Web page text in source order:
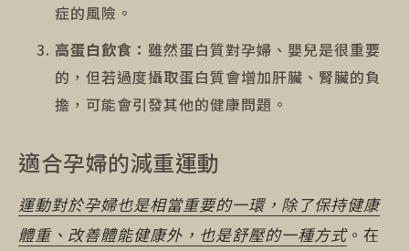
症的風險。
高蛋白飲食： 雖然蛋白質對孕婦、嬰兒是很重要
的，但若過度攝取蛋白質會增加肝臟、腎臟的負
擔，可能會引發其他的健康問題。
適合孕婦的減重運動
運動對於孕婦也是相當重要的一環，除了保持健康
體重、改善體能健康外，也是舒壓的一種方式。在